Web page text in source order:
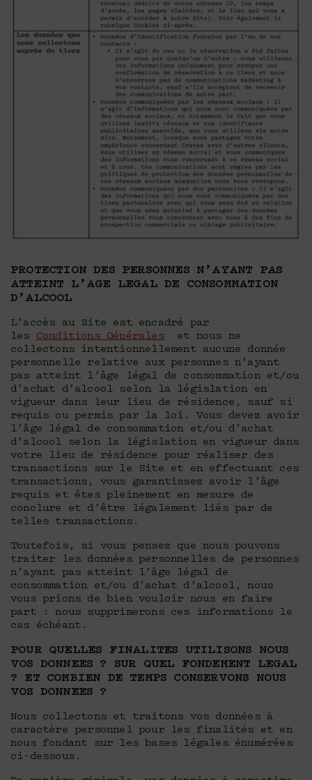
PROTECTION DES PERSONNES N’AYANT PAS
ATTEINT L’AGE LEGAL DE CONSOMMATION
D’ALCOOL
L’accès au Site est encadré par
les Conditions Généraleset nous ne
collectons intentionnellement aucune donnée
personnelle relative aux personnes n’ayant
pas atteint l’âge légal de consommation et/ou
d’achat d’alcool selon la législation en
vigueur dans leur lieu de résidence, sauf si
requis ou permis par la loi. Vous devez avoir
l’âge légal de consommation et/ou d’achat
d’alcool selon la législation en vigueur dans
votre lieu de résidence pour réaliser des
transactions sur le Site et en effectuant ces
transactions, vous garantissez avoir l’âge
requis et êtes pleinement en mesure de
conclure et d’être légalement liés par de
telles transactions.
Toutefois, si vous pensez que nous pouvons
traiter les données personnelles de personnes
n’ayant pas atteint l’âge légal de
consommation et/ou d’achat d’alcool, nous
vous prions de bien vouloir nous en faire
part : nous supprimerons ces informations le
cas échéant.
POUR QUELLES FINALITES UTILISONS NOUS
VOS DONNEES ? SUR QUEL FONDEMENT LEGAL
? ET COMBIEN DE TEMPS CONSERVONS NOUS
VOS DONNEES ?
Nous collectons et traitons vos données à
caractère personnel pour les finalités et en
nous fondant sur les bases légales énumérées
ci-dessous.